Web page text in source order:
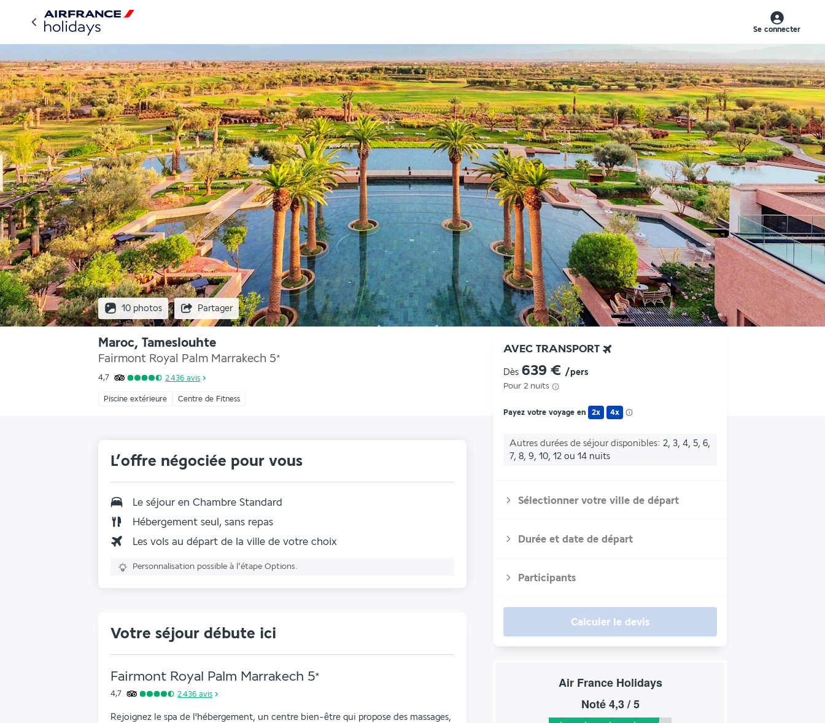
Se connecter
10 photos Partager
Maroc, Tameslouhte
Fairmont Royal Palm Marrakech 5*
4,7 2 436 avis
Piscine extérieure Centre de Fitness
AVEC TRANSPORT
Dès 639 € /pers
Pour 2 nuits
Payez votre voyage en 2x 4x
Autres durées de séjour disponibles 2, 3, 4, 5, 6,
7, 8, 9, 10, 12 ou 14 nuits
Sélectionner votre ville de départ
Durée et date de départ
Participants
Calculer le devis
Air France Holidays
Noté4,3/ 5
L’offre négociée pour vous
Le séjour en Chambre Standard
Hébergement seul, sans repas
Les vols au départ de la ville de votre choix
Personnalisation possible à l’étape Options.
Votre séjour débute ici
Fairmont Royal Palm Marrakech 5*
4,7 2 436 avis
Rejoignez le spa de l'hébergement, un centre bien-être qui propose des massages,